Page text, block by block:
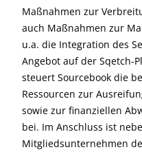
Maßnahmen zur
auch Maßnahmen zur
u.a. die Integration des
Angebot auf der Sqetch-
steuert Sourcebook die
Ressourcen zur
sowie zur finanziellen
bei. Im Anschluss ist
Mitgliedsunternehmen